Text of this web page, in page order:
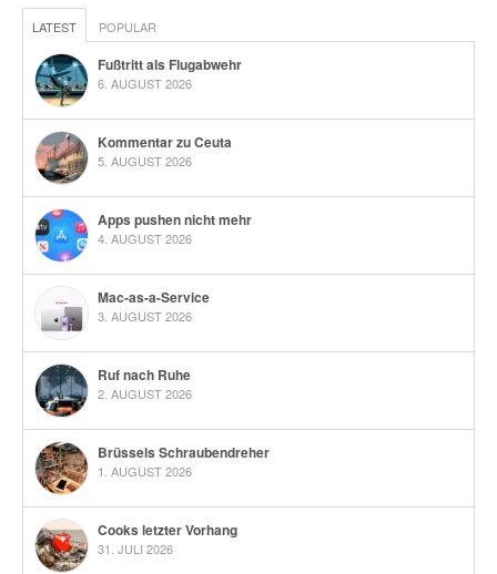
LATEST POPULAR
Fußtritt als Flugabwehr
6. AUGUST 2026
Kommentar zu Ceuta
5. AUGUST 2026
Apps pushen nicht mehr
4. AUGUST 2026
Mac-as-a-Service
3. AUGUST 2026
Ruf nach Ruhe
2. AUGUST 2026
Brüssels Schraubendreher
1. AUGUST 2026
Cooks letzter Vorhang
31. JULI 2026